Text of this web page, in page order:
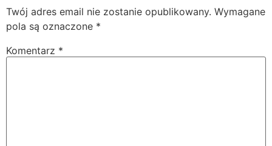
Twój adres email nie zostanie opublikowany. Wymagane
pola są oznaczone *
Komentarz *